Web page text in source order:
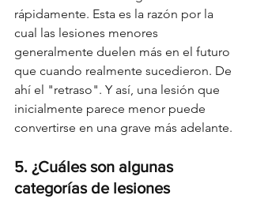
rápidamente. Esta es la razón por la
cual las lesiones menores
generalmente duelen más en el futuro
que cuando realmente sucedieron. De
ahí el "retraso". Y así, una lesión que
inicialmente parece menor puede
convertirse en una grave más adelante.
5. ¿Cuáles son algunas
categorías de lesiones